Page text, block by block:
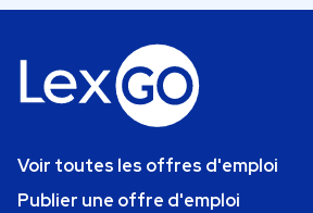
Voir toutes les offres d'emploi
Publier une offre d'emploi